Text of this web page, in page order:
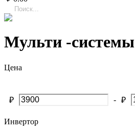
Мульти -системы
Цена
₽ - ₽
Инвертор